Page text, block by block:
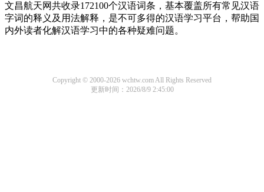
文昌航天网共收录172100个汉语词条，基本覆盖所有常见汉语
字词的释义及用法解释，是不可多得的汉语学习平台，帮助国
内外读者化解汉语学习中的各种疑难问题。
Copyright © 2000-2026 wchtw.com All Rights Reserved
更新时间：2026/8/9 2:45:00